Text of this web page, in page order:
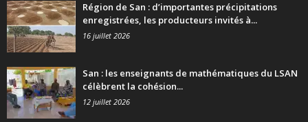
Région de San : d’importantes précipitations
enregistrées, les producteurs invités à...
16 juillet 2026
San : les enseignants de mathématiques du LSAN
célèbrent la cohésion...
12 juillet 2026